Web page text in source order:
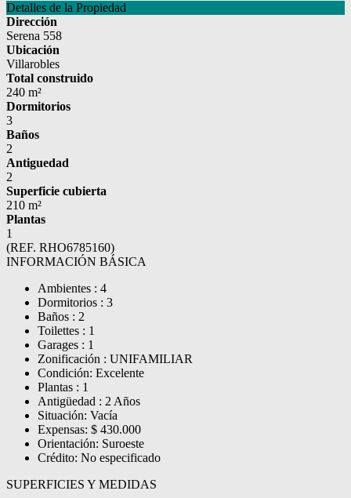
Detalles de la Propiedad
Dirección
Serena 558
Ubicación
Villarobles
Total construido
240 m²
Dormitorios
3
Baños
2
Antiguedad
2
Superficie cubierta
210 m²
Plantas
1
(REF. RHO6785160)
INFORMACIÓN BÁSICA
Ambientes : 4
Dormitorios : 3
Baños : 2
Toilettes : 1
Garages : 1
Zonificación : UNIFAMILIAR
Condición: Excelente
Plantas : 1
Antigüedad : 2 Años
Situación: Vacía
Expensas: $ 430.000
Orientación: Suroeste
Crédito: No especificado
SUPERFICIES Y MEDIDAS